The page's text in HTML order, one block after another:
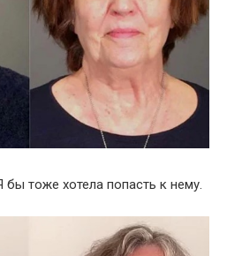
бы тоже хотела попасть к нему.